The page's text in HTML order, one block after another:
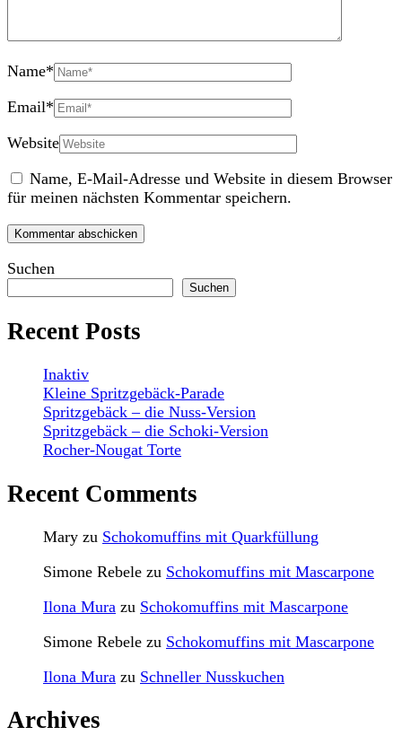
Name*
Email*
Website
Name, E-Mail-Adresse und Website in diesem Browser
für meinen nächsten Kommentar speichern.
Suchen
Suchen
Recent Posts
Inaktiv
Kleine Spritzgebäck-Parade
Spritzgebäck – die Nuss-Version
Spritzgebäck – die Schoki-Version
Rocher-Nougat Torte
Recent Comments
Mary zu Schokomuffins mit Quarkfüllung
Simone Rebele zu Schokomuffins mit Mascarpone
Ilona Mura zu Schokomuffins mit Mascarpone
Simone Rebele zu Schokomuffins mit Mascarpone
Ilona Mura zu Schneller Nusskuchen
Archives